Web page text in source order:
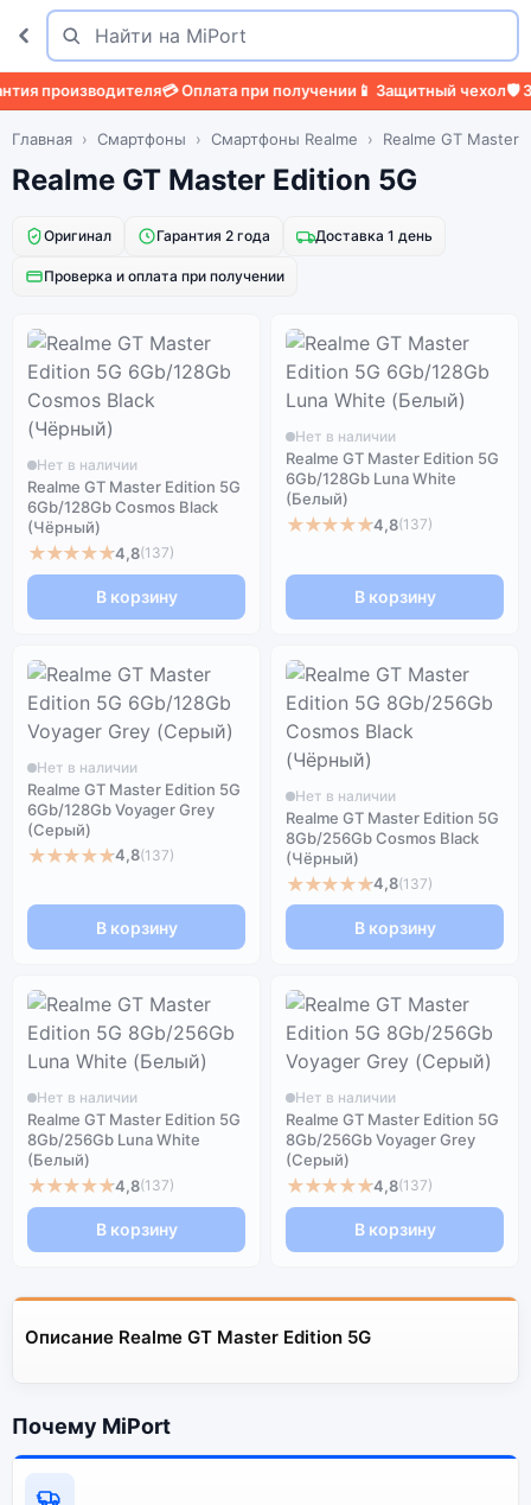
Поиск
Найти
производителя💳 Оплата при получении📱 Защитный чехол🛡️
Главная Смартфоны Смартфоны Realme Realme GT Master
Realme GT Master Edition 5G
Оригинал Гарантия 2 года Доставка 1 день
Проверка и оплата при получении
Нет в наличии
Realme GT Master Edition 5G
6Gb/128Gb Cosmos Black
(Чёрный)
★★★★★4,8(137)
В корзину
Нет в наличии
Realme GT Master Edition 5G
6Gb/128Gb Luna White
(Белый)
★★★★★4,8(137)
В корзину
Нет в наличии
Realme GT Master Edition 5G
6Gb/128Gb Voyager Grey
(Серый)
★★★★★4,8(137)
В корзину
Нет в наличии
Realme GT Master Edition 5G
8Gb/256Gb Cosmos Black
(Чёрный)
★★★★★4,8(137)
В корзину
Нет в наличии
Realme GT Master Edition 5G
8Gb/256Gb Luna White
(Белый)
★★★★★4,8(137)
В корзину
Нет в наличии
Realme GT Master Edition 5G
8Gb/256Gb Voyager Grey
(Серый)
★★★★★4,8(137)
В корзину
Описание Realme GT Master Edition 5G
Почему MiPort